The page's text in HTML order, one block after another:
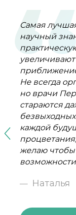
Самая
научный
Не всегда
но врачи
стараются
каждой
желаю чтобы
Наталья
Хочу
Я являюсь
очень
врачей и
подходом к
Валиеву Р.К.
многим
помогли мне
себя и
прекрасная
Елена
другой мир,
Галина и
От всего
Персона,, с
Галина